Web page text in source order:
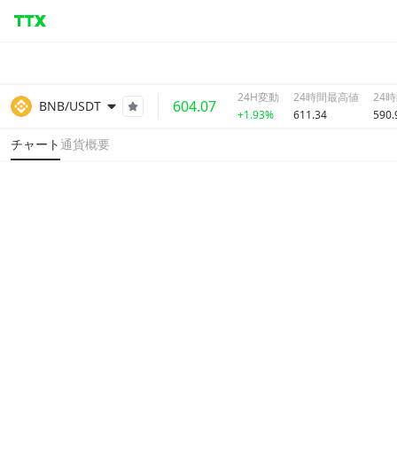
BNB/USDT 604.07
24H変動
+1.93%
24時間最高値
611.34
24
チャート通貨概要